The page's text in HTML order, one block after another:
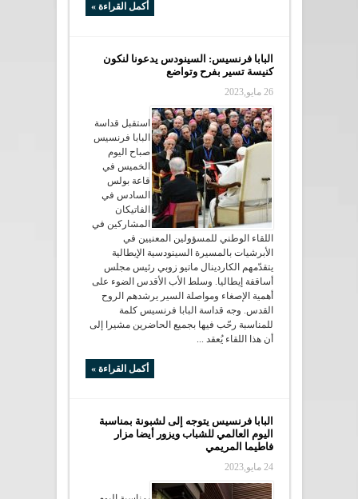
أكمل القراءة »
البابا فرنسيس: السينودس يدعونا لنكون
كنيسة تسير بفرح وتواضع
26 مايو,2023
استقبل قداسة
البابا فرنسيس
صباح اليوم
الخميس في
قاعة بولس
السادس في
الفاتيكان
المشاركين في
اللقاء الوطني للمسؤولين المعنيين في
الأبرشيات بالمسيرة السينودسية الإيطالية
يتقدّمهم الكاردينال ماتيو زوبي رئيس مجلس
أساقفة إيطاليا. وسلط الأب الأقدس الضوء على
أهمية الإصغاء ومواصلة السير يرشدهم الروح
القدس. وجه قداسة البابا فرنسيس كلمة
للمناسبة رحّب فيها بجميع الحاضرين مشيرا إلى
أن هذا اللقاء يُعقد ...
أكمل القراءة »
البابا فرنسيس يتوجه إلى لشبونة بمناسبة
اليوم العالمي للشباب ويزور أيضا مزار
فاطيما المريمي
24 مايو,2023